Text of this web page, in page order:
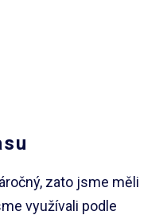
zato jsme měli
využívali podle